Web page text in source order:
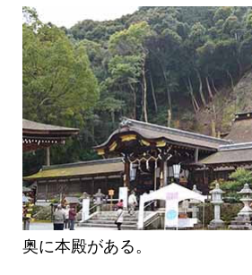
奥に本殿がある。